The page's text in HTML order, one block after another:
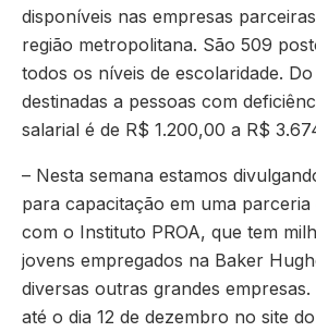
disponíveis nas empresas
região metropolitana. São 509
todos os níveis de escolaridade.
destinadas a pessoas com
salarial é de R$ 1.200,00 a R$
– Nesta semana estamos
para capacitação em uma
com o Instituto PROA, que tem
jovens empregados na Baker
diversas outras grandes
até o dia 12 de dezembro no site